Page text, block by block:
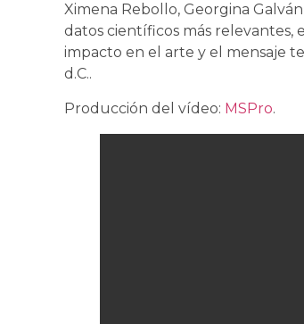
Ximena Rebollo, Georgina
datos científicos más relevantes,
impacto en el arte y el mensaje
d.C..
Producción del vídeo: MSPro.